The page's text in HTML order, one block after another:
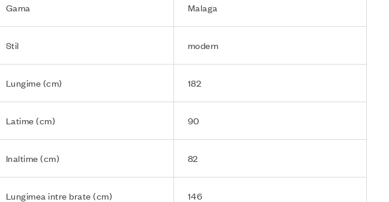
Gama Malaga
Stil modern
Lungime (cm) 182
Latime (cm) 90
Inaltime (cm) 82
Lungimea intre brate (cm) 146